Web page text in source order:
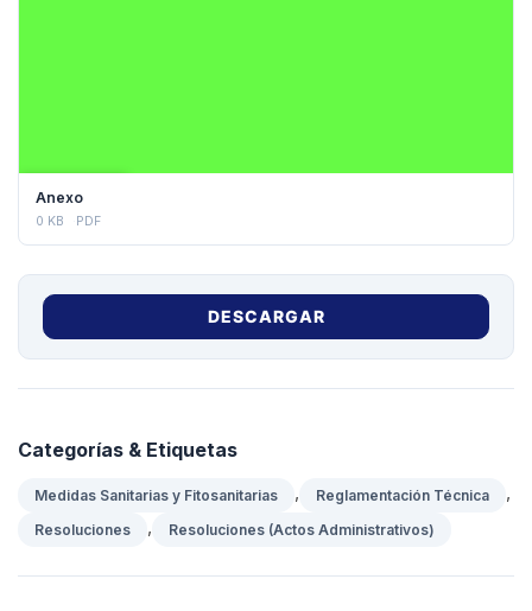
Anexo
0 KB PDF
DESCARGAR
Categorías & Etiquetas
Medidas Sanitarias y Fitosanitarias Reglamentación Técnica
Resoluciones Resoluciones (Actos Administrativos)